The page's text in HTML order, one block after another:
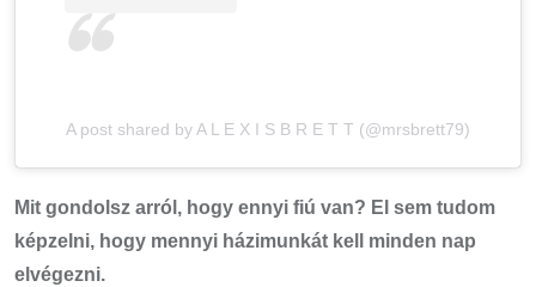
A post shared by A L E X I S B R E T T (@mrsbrett79)
Mit gondolsz arról, hogy ennyi fiú van? El sem tudom
képzelni, hogy mennyi házimunkát kell minden nap
elvégezni.